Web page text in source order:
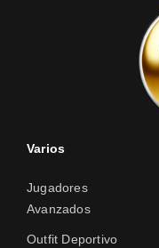
Varios
Jugadores
Avanzados
Outfit Deportivo